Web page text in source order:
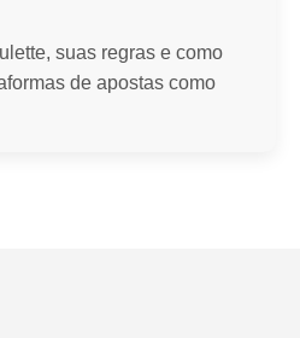
suas regras e como
de apostas como